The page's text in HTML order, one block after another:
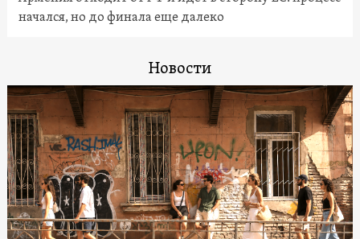
начался, но до финала еще далеко
Новости